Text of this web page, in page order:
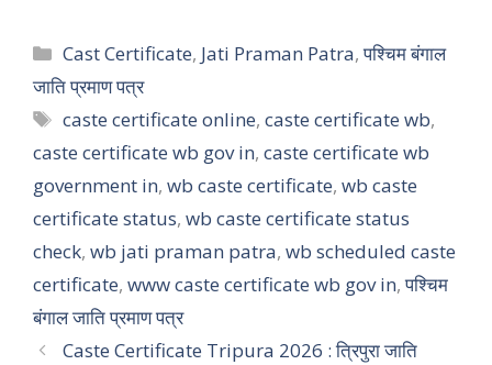
Categories
Cast Certificate, Jati Praman Patra,पश्चिम बंगाल
जाति प्रमाण पत्र
Tags
caste certificate online,caste certificate wb,
caste certificate wb gov in, caste certificate wb
government in, wb caste certificate, wb caste
certificate status, wb caste certificate status
check, wb jati praman patra, wb scheduled caste
certificate, www caste certificate wb gov in,पश्चिम
बंगाल जाति प्रमाण पत्र
Caste Certificate Tripura 2026 : त्रिपुरा जाति